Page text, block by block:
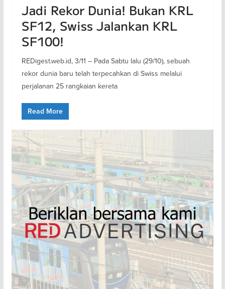
Jadi Rekor Dunia! Bukan KRL
SF12, Swiss Jalankan KRL
SF100!
REDigest.web.id, 3/11 – Pada Sabtu lalu (29/10), sebuah
rekor dunia baru telah terpecahkan di Swiss melalui
perjalanan 25 rangkaian kereta
Read More